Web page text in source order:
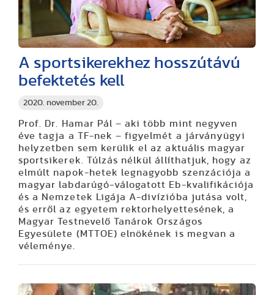
2020. november 20.
A sportsikerekhez hosszútávú
befektetés kell
Prof. Dr. Hamar Pál – aki több mint negyven
éve tagja a TF-nek – figyelmét a járványügyi
helyzetben sem kerülik el az aktuális magyar
sportsikerek. Túlzás nélkül állíthatjuk, hogy az
elmúlt napok-hetek legnagyobb szenzációja a
magyar labdarúgó-válogatott Eb-kvalifikációja
és a Nemzetek Ligája A-divízióba jutása volt,
és erről az egyetem rektorhelyettesének, a
Magyar Testnevelő Tanárok Országos
Egyesülete (MTTOE) elnökének is megvan a
véleménye.